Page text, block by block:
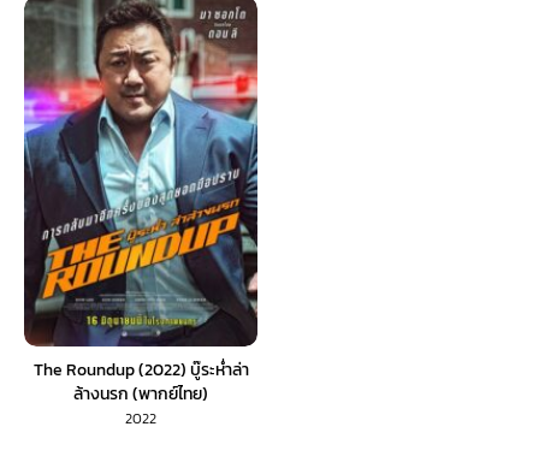
The Roundup (2022) บู๊ระห่ำล่า
ล้างนรก (พากย์ไทย)
2022